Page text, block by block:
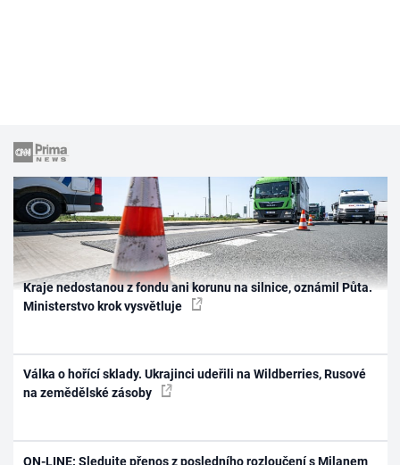
Kraje nedostanou z fondu ani korunu na silnice, oznámil Půta.
Ministerstvo krok vysvětluje
Válka o hořící sklady. Ukrajinci udeřili na Wildberries, Rusové
na zemědělské zásoby
ON-LINE: Sledujte přenos z posledního rozloučení s Milanem